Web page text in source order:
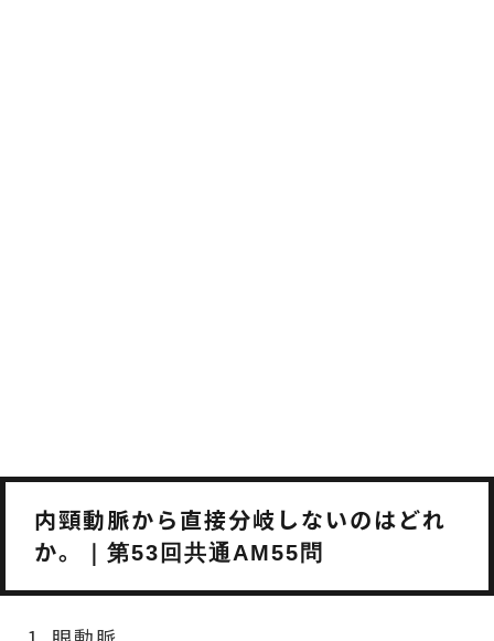
内頸動脈から直接分岐しないのはどれ
か。
｜第53回共通AM55問